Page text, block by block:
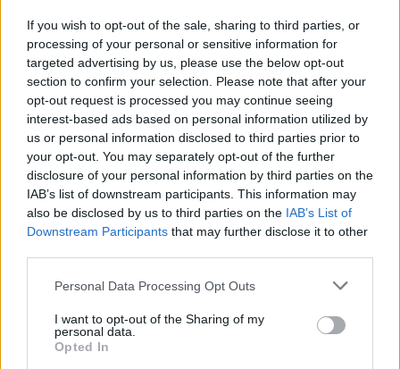
If you wish to opt-out of the sale, sharing to third parties, or
processing of your personal or sensitive information for
targeted advertising by us, please use the below opt-out
section to confirm your selection. Please note that after your
opt-out request is processed you may continue seeing
interest-based ads based on personal information utilized by
us or personal information disclosed to third parties prior to
your opt-out. You may separately opt-out of the further
disclosure of your personal information by third parties on the
IAB’s list of downstream participants. This information may
also be disclosed by us to third parties on the IAB’s List of
Downstream Participants that may further disclose it to other
Personal Data Processing Opt Outs
I want to opt-out of the Sharing of my
personal data.
Opted In
Új gyalogosátkelők és jelzőlámpás
csomópont épül Angyalföldön
Másfélszeresére bővítik
Hódmezővásárhely jó hírű református
AJÁNLJUK MÉG